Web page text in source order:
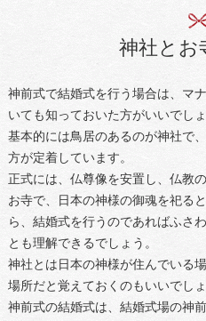
神社とお
神前式で結婚式を行う場合は、マ
いても知っておいた方がいいでしょ
基本的には鳥居のあるのが神社で
方が定着しています。
正式には、仏尊像を安置し、仏教
お寺で、日本の神様の御魂を祀る
ら、結婚式を行うのであればふさ
とも理解できるでしょう。
神社とは日本の神様が住んでいる
場所だと覚えておくのもいいでしょ
神前式の結婚式は、結婚式場の神